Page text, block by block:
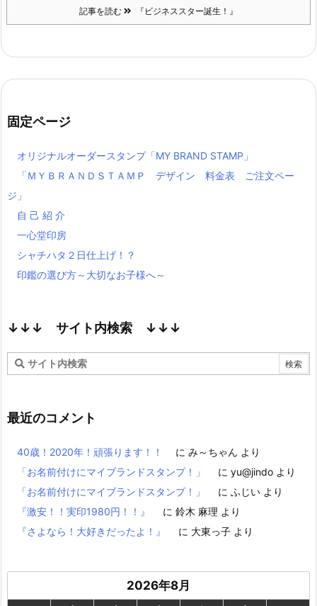
記事を読む 『ビジネススター誕生！』
固定ページ
オリジナルオーダースタンプ「MY BRAND STAMP」
「ＭＹＢＲＡＮＤＳＴＡＭＰ デザイン 料金表 ご注文ペー
ジ」
自 己 紹 介
一心堂印房
シャチハタ２日仕上げ！？
印鑑の選び方～大切なお子様へ～
↓↓↓ サイト内検索 ↓↓↓
最近のコメント
40歳！2020年！頑張ります！！ に み～ちゃん より
「お名前付けにマイブランドスタンプ！」
に yu@jindo より
「お名前付けにマイブランドスタンプ！」
に ふじい より
『激安！！実印1980円！！』
に 鈴木 麻理 より
『さよなら！大好きだったよ！』
に 大東っ子 より
2026年8月